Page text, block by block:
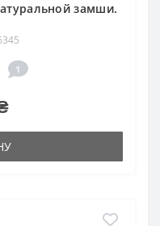
замши.
1